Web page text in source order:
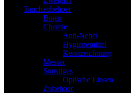
Tauchzubehoer
Bojen
Chemie
Anti-Nebel
Hygienemittel
Kennzeichnung
Messer
Sonstiges
Optische Linsen
Zubehoer